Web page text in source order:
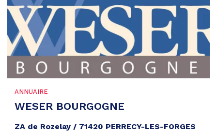
ANNUAIRE
WESER BOURGOGNE
ZA de Rozelay / 71420 PERRECY-LES-FORGES